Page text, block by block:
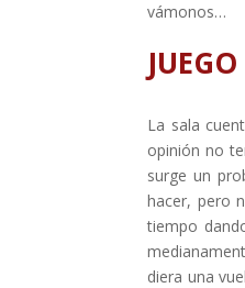
vámonos…
JUEGO
La sala
opinión no
surge un
hacer, pero
tiempo
diera una